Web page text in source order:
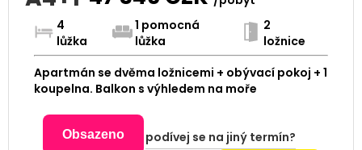
4
lůžka
1 pomocná
lůžka
2
ložnice
Apartmán se dvěma ložnicemi + obývací pokoj + 1
koupelna. Balkon s výhledem na moře
Obsazeno podívej se na jiný termín?